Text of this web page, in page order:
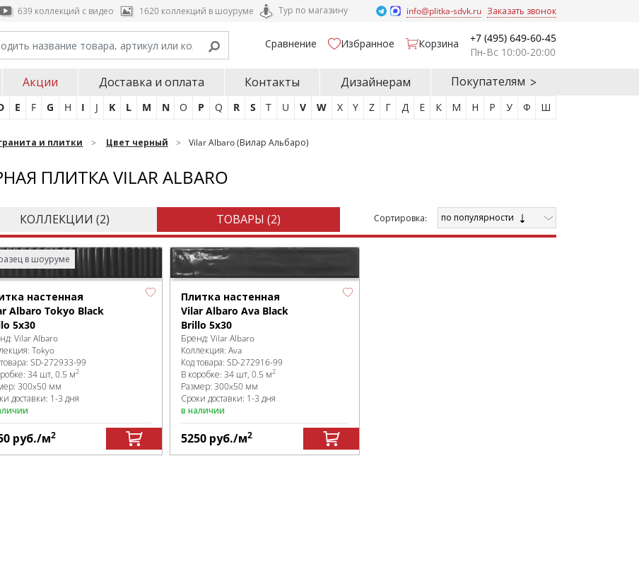
639 коллекций с видео 1620 коллекций в шоуруме Тур по магазину info@plitka-sdvk.ru Заказать звонок
Сравнение Избранное Корзина
+7 (495) 649-60-45
Пн-Вс 10:00-20:00
Акции Доставка и оплата Контакты Дизайнерам Покупателям
E F G H I J K L M N O P Q R S T U V W X Y Z Г Д Е К М Н Р У Ф Ш
и плитки Цвет черный Vilar Albaro (Вилар Альбаро)
ПЛИТКА VILAR ALBARO
КОЛЛЕКЦИИ (2) ТОВАРЫ (2) Cортировка: по популярности
в шоуруме
настенная
Albaro Tokyo Black
5x30
Vilar Albaro
Tokyo
SD-272933-99
: 34 шт, 0.5 м2
300x50 мм
доставки: 1-3 дня
руб./м2
Плитка настенная
Vilar Albaro Ava Black
Brillo 5x30
Бренд:Vilar Albaro
Коллекция:Ava
Код товара:SD-272916-99
В коробке:34 шт, 0.5 м2
Размер:300x50 мм
Сроки доставки: 1-3 дня
в наличии
5250 руб./м2